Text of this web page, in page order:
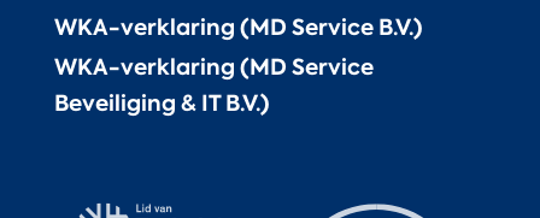
WKA-verklaring (MD Service B.V.)
WKA-verklaring (MD Service
Beveiliging & IT B.V.)